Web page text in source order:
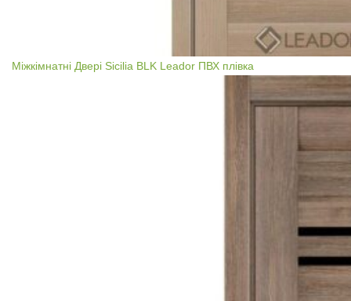
Міжкімнатні Двері Sicilia BLK Leador ПВХ плівка